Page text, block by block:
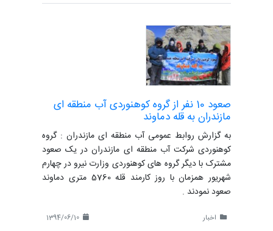
صعود 10 نفر از گروه کوهنوردی آب منطقه ای
مازندران به قله دماوند
به گزارش روابط عمومی آب منطقه ای مازندران : گروه
کوهنوردی شرکت آب منطقه ای مازندران در یک صعود
مشترک با دیگر گروه های کوهنوردی وزارت نیرو در چهارم
شهریور همزمان با روز کارمند قله 5760 متری دماوند
صعود نمودند .
اخبار